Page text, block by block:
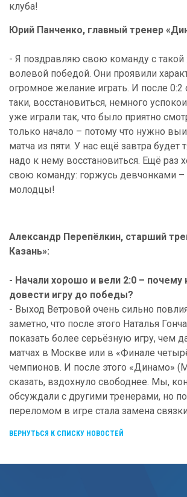
клуба!
Юрий Панченко, главный тренер
- Я поздравляю свою команду с
волевой победой. Они проявили
огромное желание играть. И после 0:2
таки, восстановиться, немного
уже играли так, что было приятно
только начало – потому что нужно
матча из пяти. У нас ещё завтра будет
надо к нему восстановиться. Ещё раз
свою команду: горжусь девчонками –
молодцы!
Александр Перепёлкин, старший
Казань»:
- Начали хорошо и вели 2:0 – почему
довести игру до победы?
- Выход Ветровой очень сильно
заметно, что после этого Наталья
показать более серьёзную игру, чем
матчах в Москве или в «Финале
чемпионов. И после этого «Динамо»
сказать, вздохнуло свободнее. Мы,
обсуждали с другими тренерами, но
переломом в игре стала замена связки
ВЕРНУТЬСЯ К СПИСКУ НОВОСТЕЙ